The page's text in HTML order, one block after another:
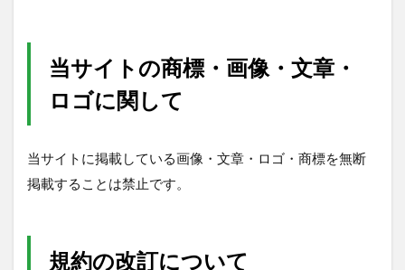
当サイトの商標・画像・文章・
ロゴに関して
当サイトに掲載している画像・文章・ロゴ・商標を無断
掲載することは禁止です。
規約の改訂について